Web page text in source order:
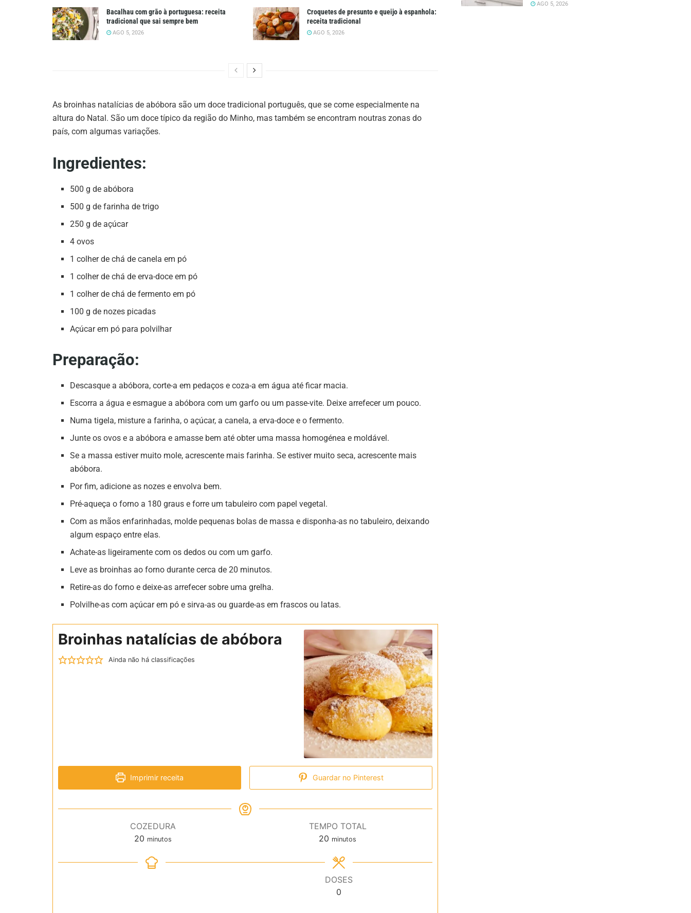
Bacalhau com grão à portuguesa: receita
tradicional que sai sempre bem
AGO 5, 2026
Croquetes de presunto e queijo à espanhola:
receita tradicional
AGO 5, 2026
As broinhas natalícias de abóbora são um doce tradicional português, que se come especialmente na
altura do Natal. São um doce típico da região do Minho, mas também se encontram noutras zonas do
país, com algumas variações.
Ingredientes:
500 g de abóbora
500 g de farinha de trigo
250 g de açúcar
4 ovos
1 colher de chá de canela em pó
1 colher de chá de erva-doce em pó
1 colher de chá de fermento em pó
100 g de nozes picadas
Açúcar em pó para polvilhar
Preparação:
Descasque a abóbora, corte-a em pedaços e coza-a em água até ficar macia.
Escorra a água e esmague a abóbora com um garfo ou um passe-vite. Deixe arrefecer um pouco.
Numa tigela, misture a farinha, o açúcar, a canela, a erva-doce e o fermento.
Junte os ovos e a abóbora e amasse bem até obter uma massa homogénea e moldável.
Se a massa estiver muito mole, acrescente mais farinha. Se estiver muito seca, acrescente mais
abóbora.
Por fim, adicione as nozes e envolva bem.
Pré-aqueça o forno a 180 graus e forre um tabuleiro com papel vegetal.
Com as mãos enfarinhadas, molde pequenas bolas de massa e disponha-as no tabuleiro, deixando
algum espaço entre elas.
Achate-as ligeiramente com os dedos ou com um garfo.
Leve as broinhas ao forno durante cerca de 20 minutos.
Retire-as do forno e deixe-as arrefecer sobre uma grelha.
Polvilhe-as com açúcar em pó e sirva-as ou guarde-as em frascos ou latas.
Broinhas natalícias de abóbora
Ainda não há classificações
Imprimir receita Guardar no Pinterest
COZEDURA
20 minutos
minutos
TEMPO TOTAL
20 minutos
minutos
DOSES
0
AGO 5, 2026